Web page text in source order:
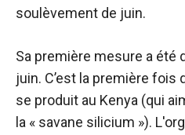
soulèvement de juin.
Sa première mesure a été
juin. C’est la première fois
se produit au Kenya (qui
la « savane silicium »).